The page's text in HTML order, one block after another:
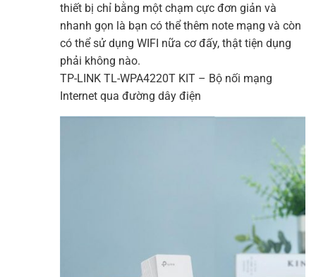
thiết bị chỉ bằng một chạm cực đơn giản và
nhanh gọn là bạn có thể thêm note mạng và còn
có thể sử dụng WIFI nữa cơ đấy, thật tiện dụng
phải không nào.
TP-LINK TL-WPA4220T KIT – Bộ nối mạng
Internet qua đường dây điện